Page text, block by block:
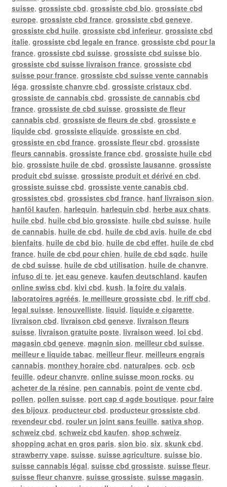
suisse, grossiste cbd, grossiste cbd bio, grossiste cbd
europe, grossiste cbd france, grossiste cbd geneve,
grossiste cbd huile, grossiste cbd inferieur, grossiste cbd
italie, grossiste cbd legale en france, grossiste cbd pour la
france, grossiste cbd suisse, grossiste cbd suisse bio,
grossiste cbd suisse livraison france, grossiste cbd
suisse pour france, grossiste cbd suisse vente cannabis
léga, grossiste chanvre cbd, grossiste cristaux cbd,
grossiste de cannabis cbd, grossiste de cannabis cbd
france, grossiste de cbd suisse, grossiste de fleur
cannabis cbd, grossiste de fleurs de cbd, grossiste e
liquide cbd, grossiste eliquide, grossiste en cbd,
grossiste en cbd france, grossiste fleur cbd, grossiste
fleurs cannabis, grossiste france cbd, grossiste huile cbd
bio, grossiste huile de cbd, grossiste lausanne, grossiste
produit cbd suisse, grossiste produit et dérivé en cbd,
grossiste suisse cbd, grossiste vente canabis cbd,
grossistes cbd, grossistes cbd france, hanf livraison sion,
hanföl kaufen, harlequin, harlequin cbd, herbe aux chats,
huile cbd, huile cbd bio grossiste, huile cbd suisse, huile
de cannabis, huile de cbd, huile de cbd avis, huile de cbd
bienfaits, huile de cbd bio, huile de cbd effet, huile de cbd
france, huile de cbd pour chien, huile de cbd sqdc, huile
de cbd suisse, huile de cbd utilisation, huile de chanvre,
infuso di te, jet eau geneve, kaufen deutschland, kaufen
online swiss cbd, kivi cbd, kush, la foire du valais,
laboratoires agréés, le meilleure grossiste cbd, le riff cbd,
legal suisse, lenouvelliste, liquid, liquide e cigarette,
livraison cbd, livraison cbd geneve, livraison fleurs
suisse, livraison gratuite poste, livraison weed, loi cbd,
magasin cbd geneve, magnin sion, meilleur cbd suisse,
meilleur e liquide tabac, meilleur fleur, meilleurs engrais
cannabis, monthey horaire cbd, naturalpes, ocb, ocb
feuille, odeur chanvre, online suisse moon rocks, ou
acheter de la résine, pen cannabis, point de vente cbd,
pollen, pollen suisse, port cap d agde boutique, pour faire
des bijoux, producteur cbd, producteur grossiste cbd,
revendeur cbd, rouler un joint sans feuille, sativa shop,
schweiz cbd, schweiz cbd kaufen, shop schweiz,
shopping achat en gros paris, sion bio, six, skunk cbd,
strawberry vape, suisse, suisse agriculture, suisse bio,
suisse cannabis légal, suisse cbd grossiste, suisse fleur,
suisse fleur chanvre, suisse grossiste, suisse magasin,